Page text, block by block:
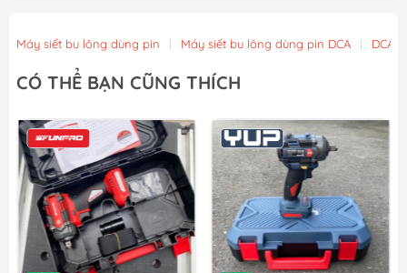
Mũi Vít Chống Trượt Amaxtools HEX-75CT
49.900₫
Mũi Vít Chống Trượt Amaxtools HEX-65CT
44.900₫
Máy siết bu lông dùng pin | Máy siết bu lông dùng pin DCA | DCA
CÓ THỂ BẠN CŨNG THÍCH